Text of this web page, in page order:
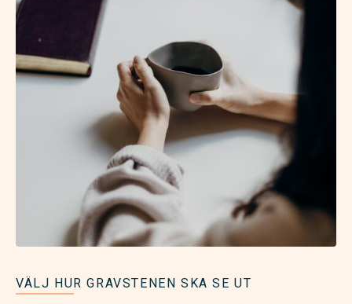
VÄLJ HUR GRAVSTENEN SKA SE UT